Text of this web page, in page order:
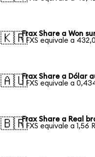
🇰🇷Frax Share a Won
1 FXS equivale a
🇦🇺Frax Share a Dólar
1 FXS equivale a
🇧🇷Frax Share a Real
1 FXS equivale a 1,56